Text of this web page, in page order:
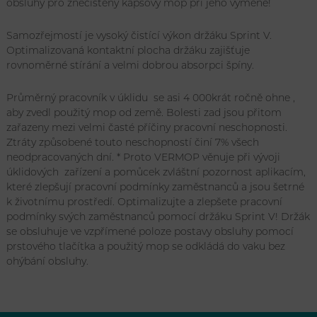
obsluhy pro znečištěný kapsový mop při jeho výměně!
Samozřejmostí je vysoký čistící výkon držáku Sprint V.
Optimalizovaná kontaktní plocha držáku zajišťuje
rovnoměrné stírání a velmi dobrou absorpci špíny.
Průměrný pracovník v úklidu se asi 4 000krát ročně ohne ,
aby zvedl použitý mop od země. Bolesti zad jsou přitom
zařazeny mezi velmi časté příčiny pracovní neschopnosti.
Ztráty způsobené touto neschopností činí 7% všech
neodpracovaných dní. * Proto VERMOP věnuje při vývoji
úklidových zařízení a pomůcek zvláštní pozornost aplikacím,
které zlepšují pracovní podmínky zaměstnanců a jsou šetrné
k životnímu prostředí. Optimalizujte a zlepšete pracovní
podmínky svých zaměstnanců pomocí držáku Sprint V! Držák
se obsluhuje ve vzpřímené poloze postavy obsluhy pomocí
prstového tlačítka a použitý mop se odkládá do vaku bez
ohýbání obsluhy.